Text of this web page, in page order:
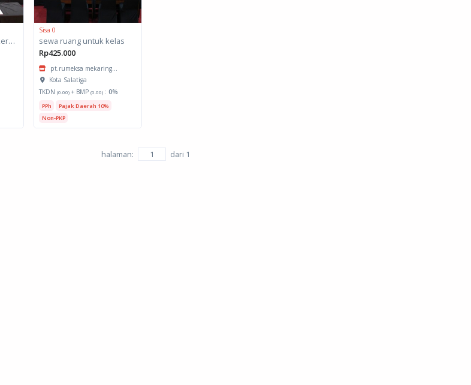
sewa ruang untuk sekertariat
Sisa 0
sewa ruang untuk kelas
Rp425.000
pt.rumeksa mekaring...
Kota Salatiga
TKDN (0.00)+ BMP (0.00): 0%
PPh
Pajak Daerah 10%
Non-PKP
halaman: dari 1